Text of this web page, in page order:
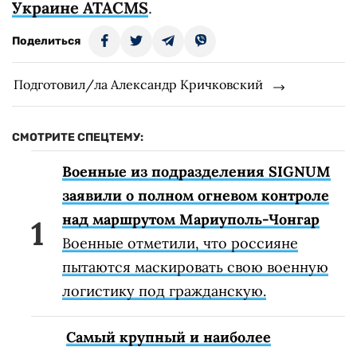
Украине ATACMS.
Поделиться
Подготовил/ла Александр Кричковский
СМОТРИТЕ СПЕЦТЕМУ:
Военные из подразделения SIGNUM
заявили о полном огневом контроле
над маршрутом Мариуполь-Чонгар
Военные отметили, что россияне
пытаются маскировать свою военную
логистику под гражданскую.
Самый крупный и наиболее